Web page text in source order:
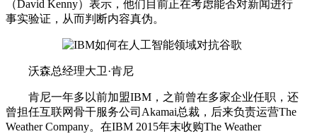
（David Kenny）表示，他们目前正在考虑能否对新闻进行
事实验证，从而判断内容真伪。
沃森总经理大卫·肯尼
肯尼一年多以前加盟IBM，之前曾在多家企业任职，还
曾担任互联网骨干服务公司Akamai总裁，后来负责运营The
Weather Company。在IBM 2015年末收购The Weather